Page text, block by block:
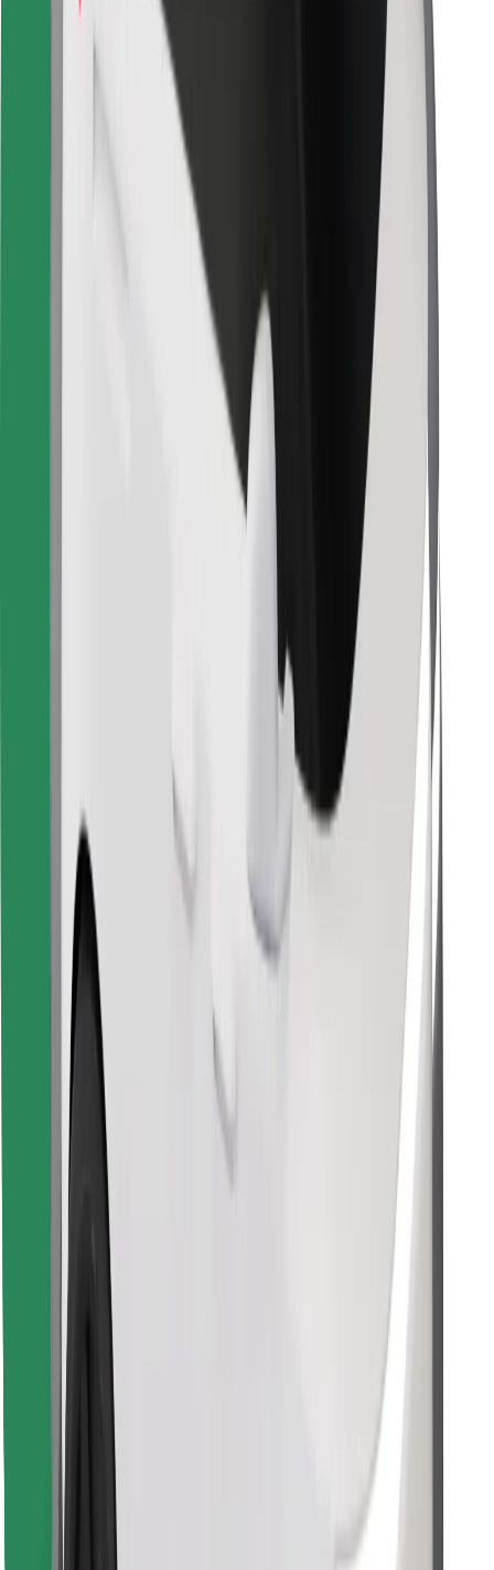
Annet
Leverandører
Vilkår og betingelser
Informasjonskapsler
Få en tur på minutter!
Last ned Bolt-appen
Finn yndlingsmaten din!
Last ned Bolt Food-appen